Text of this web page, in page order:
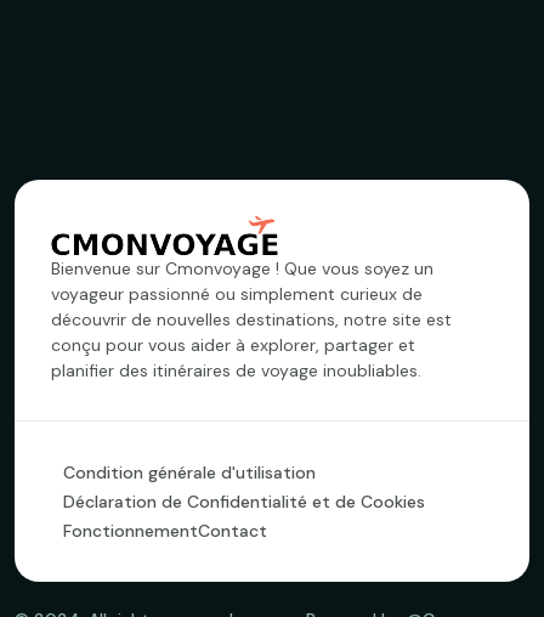
Bienvenue sur Cmonvoyage ! Que vous soyez un
voyageur passionné ou simplement curieux de
découvrir de nouvelles destinations, notre site est
conçu pour vous aider à explorer, partager et
planifier des itinéraires de voyage inoubliables.
Condition générale d'utilisation
Déclaration de Confidentialité et de Cookies
FonctionnementContact